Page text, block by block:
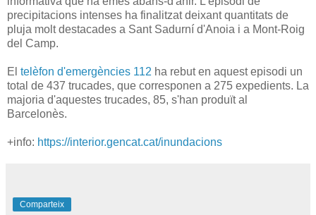
precipitacions intenses ha finalitzat deixant quantitats de
pluja molt destacades a Sant Sadurní d'Anoia i a Mont-Roig
del Camp.
El telèfon d'emergències 112 ha rebut en aquest episodi un
total de 437 trucades, que corresponen a 275 expedients. La
majoria d'aquestes trucades, 85, s'han produït al
Barcelonès.
+info: https://interior.gencat.cat/inundacions
Comparteix